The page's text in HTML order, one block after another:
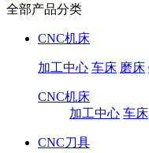
全部产品分类
CNC机床
加工中心 车床 磨床
CNC机床
加工中心 车床
CNC刀具